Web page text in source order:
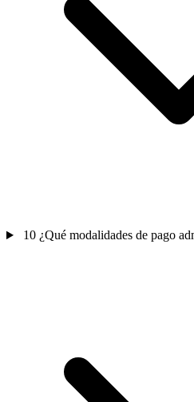
10 ¿Qué modalidades de pago